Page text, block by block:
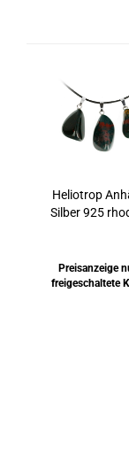
Heliotrop
Silber 925
Preisanzeige
freigeschaltete